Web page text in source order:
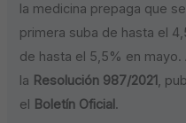
la medicina prepaga que
primera suba de hasta el
de hasta el 5,5% en
la Resolución 987/2021,
el
Boletín Oficial .